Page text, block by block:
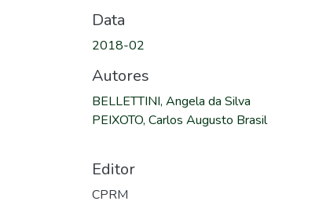
Data
2018-02
Autores
BELLETTINI, Angela da Silva
PEIXOTO, Carlos Augusto Brasil
Editor
CPRM